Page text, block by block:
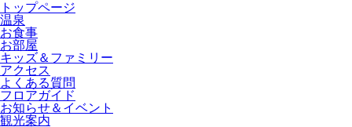
トップページ
温泉
お食事
お部屋
キッズ＆ファミリー
アクセス
よくある質問
フロアガイド
お知らせ＆イベント
観光案内